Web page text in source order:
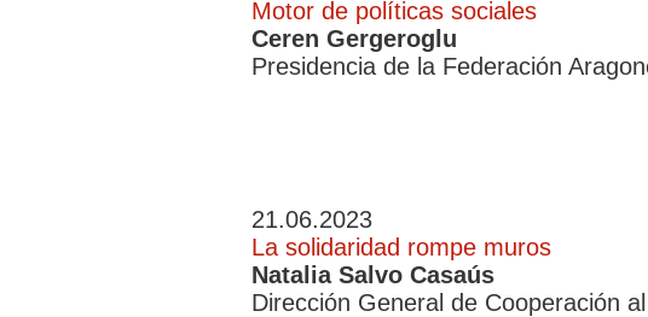
Motor de políticas sociales
Ceren Gergeroglu
Presidencia de la Federación
21.06.2023
La solidaridad rompe muros
Natalia Salvo Casaús
Dirección General de Cooperación